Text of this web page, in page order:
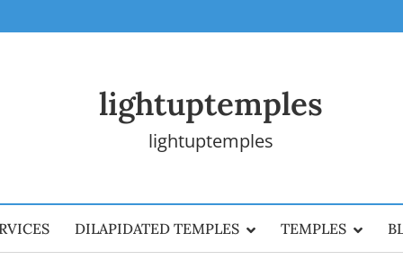
lightuptemples
lightuptemples
DILAPIDATED TEMPLES TEMPLES